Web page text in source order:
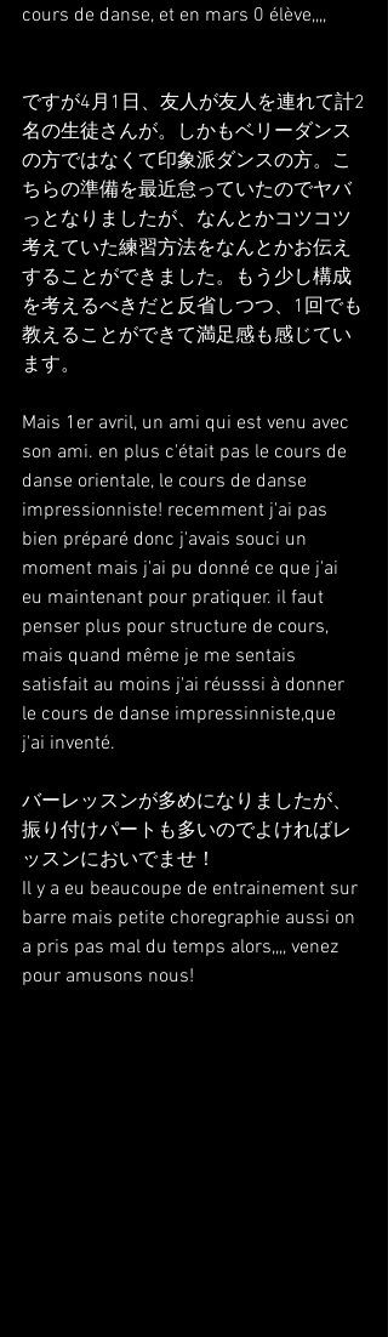
cours de danse, et en mars 0 élève,,,,
ですが4月1日、友人が友人を連れて計2
名の生徒さんが。しかもベリーダンス
の方ではなくて印象派ダンスの方。こ
ちらの準備を最近怠っていたのでヤバ
っとなりましたが、なんとかコツコツ
考えていた練習方法をなんとかお伝え
することができました。もう少し構成
を考えるべきだと反省しつつ、1回でも
教えることができて満足感も感じてい
ます。
Mais 1er avril, un ami qui est venu avec
son ami. en plus c'était pas le cours de
danse orientale, le cours de danse
impressionniste! recemment j'ai pas
bien préparé donc j'avais souci un
moment mais j'ai pu donné ce que j'ai
eu maintenant pour pratiquer. il faut
penser plus pour structure de cours,
mais quand même je me sentais
satisfait au moins j'ai réusssi à donner
le cours de danse impressinniste,que
j'ai inventé.
バーレッスンが多めになりましたが、
振り付けパートも多いのでよければレ
ッスンにおいでませ！
Il y a eu beaucoupe de entrainement sur
barre mais petite choregraphie aussi on
a pris pas mal du temps alors,,,, venez
pour amusons nous!